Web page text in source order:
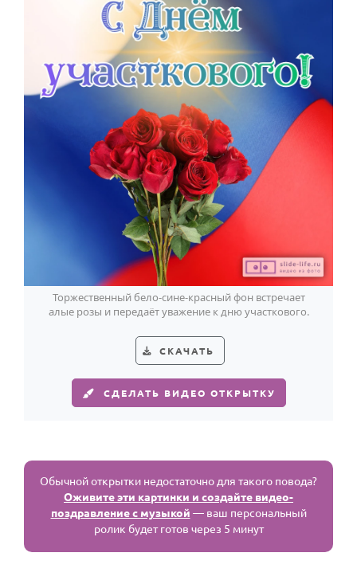
Торжественный бело-сине-красный фон встречает
алые розы и передаёт уважение к дню участкового.
СКАЧАТЬ
СДЕЛАТЬ ВИДЕО ОТКРЫТКУ
Обычной открытки недостаточно для такого повода?
Оживите эти картинки и создайте видео-
поздравление с музыкой — ваш персональный
ролик будет готов через 5 минут